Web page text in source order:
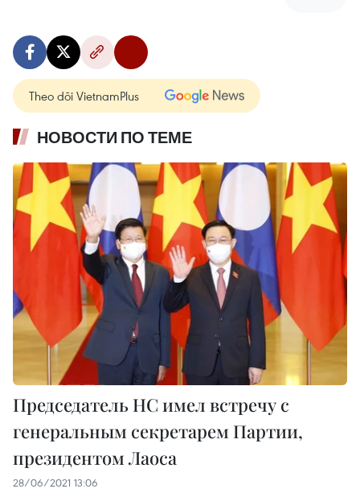
Theo dõi VietnamPlus
НОВОСТИ ПО ТЕМЕ
Председатель НС имел встречу с
генеральным секретарем Партии,
президентом Лаоса
28/06/2021 13:06